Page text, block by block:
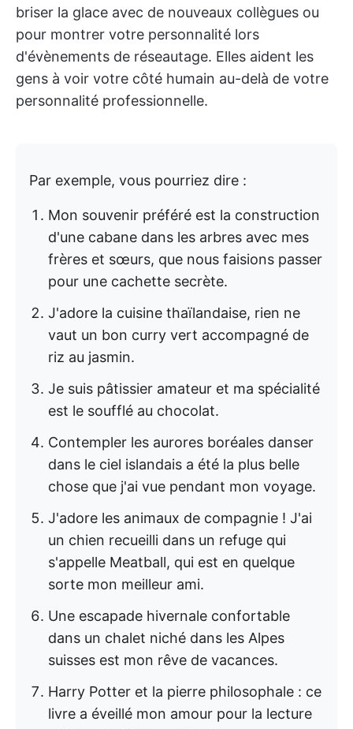
briser la glace avec de nouveaux collègues ou
pour montrer votre personnalité lors
d'évènements de réseautage. Elles aident les
gens à voir votre côté humain au-delà de votre
personnalité professionnelle.
Par exemple, vous pourriez dire :
Mon souvenir préféré est la construction
d'une cabane dans les arbres avec mes
frères et sœurs, que nous faisions passer
pour une cachette secrète.
J'adore la cuisine thaïlandaise, rien ne
vaut un bon curry vert accompagné de
riz au jasmin.
Je suis pâtissier amateur et ma spécialité
est le soufflé au chocolat.
Contempler les aurores boréales danser
dans le ciel islandais a été la plus belle
chose que j'ai vue pendant mon voyage.
J'adore les animaux de compagnie ! J'ai
un chien recueilli dans un refuge qui
s'appelle Meatball, qui est en quelque
sorte mon meilleur ami.
Une escapade hivernale confortable
dans un chalet niché dans les Alpes
suisses est mon rêve de vacances.
Harry Potter et la pierre philosophale : ce
livre a éveillé mon amour pour la lecture